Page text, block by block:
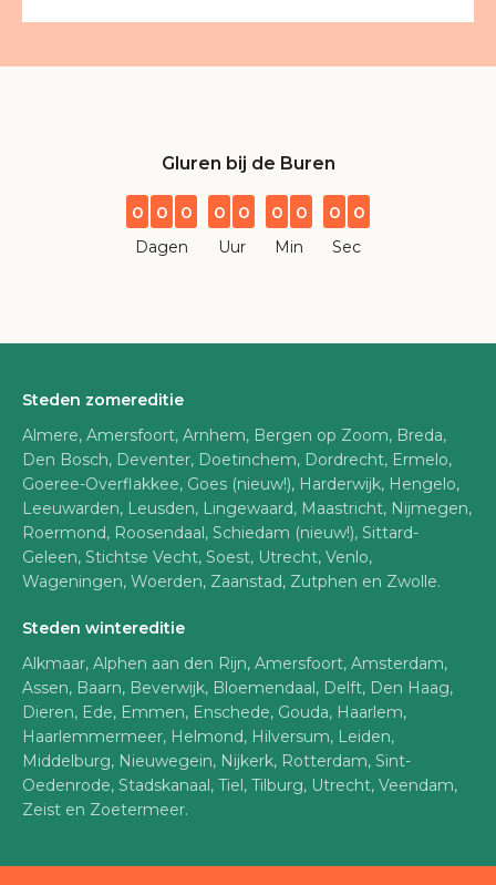
Gluren bij de Buren
0 0 0
Dagen
0 0
Uur
0 0
Min
0 0
Sec
Steden zomereditie
Almere, Amersfoort, Arnhem, Bergen op Zoom, Breda,
Den Bosch, Deventer, Doetinchem, Dordrecht, Ermelo,
Goeree-Overflakkee, Goes (nieuw!), Harderwijk, Hengelo,
Leeuwarden, Leusden, Lingewaard, Maastricht, Nijmegen,
Roermond, Roosendaal, Schiedam (nieuw!), Sittard-
Geleen, Stichtse Vecht, Soest, Utrecht, Venlo,
Wageningen, Woerden, Zaanstad, Zutphen en Zwolle.
Steden wintereditie
Alkmaar, Alphen aan den Rijn, Amersfoort, Amsterdam,
Assen, Baarn, Beverwijk, Bloemendaal, Delft, Den Haag,
Dieren, Ede, Emmen, Enschede, Gouda, Haarlem,
Haarlemmermeer, Helmond, Hilversum, Leiden,
Middelburg, Nieuwegein, Nijkerk, Rotterdam, Sint-
Oedenrode, Stadskanaal, Tiel, Tilburg, Utrecht, Veendam,
Zeist en Zoetermeer.